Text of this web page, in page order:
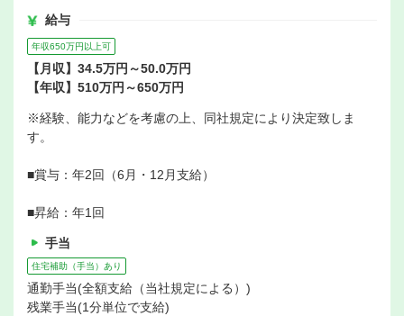
給与
年収650万円以上可
【月収】34.5万円～50.0万円
【年収】510万円～650万円
※経験、能力などを考慮の上、同社規定により決定致しま
す。
■賞与：年2回（6月・12月支給）
■昇給：年1回
手当
住宅補助（手当）あり
通勤手当(全額支給（当社規定による）)
残業手当(1分単位で支給)